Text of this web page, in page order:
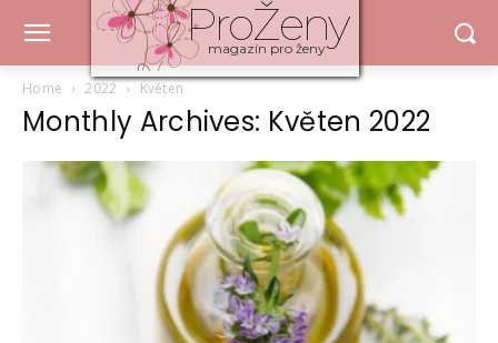
ProŽeny
magazín pro ženy
Home 2022 Květen
Monthly Archives: Květen 2022